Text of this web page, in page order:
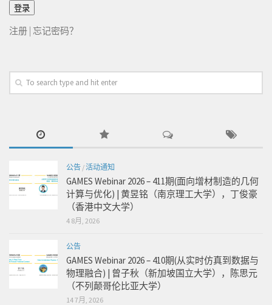
注册 | 忘记密码？
公告 /活动通知
GAMES Webinar 2026 – 411期(面向增材制造的几何
计算与优化) | 黄昱铭（南京理工大学），丁俊豪
（香港中文大学）
4 8月, 2026
公告
GAMES Webinar 2026 – 410期(从实时仿真到数据与
物理融合) | 曾子秋（新加坡国立大学），陈思元
（不列颠哥伦比亚大学）
14 7月, 2026